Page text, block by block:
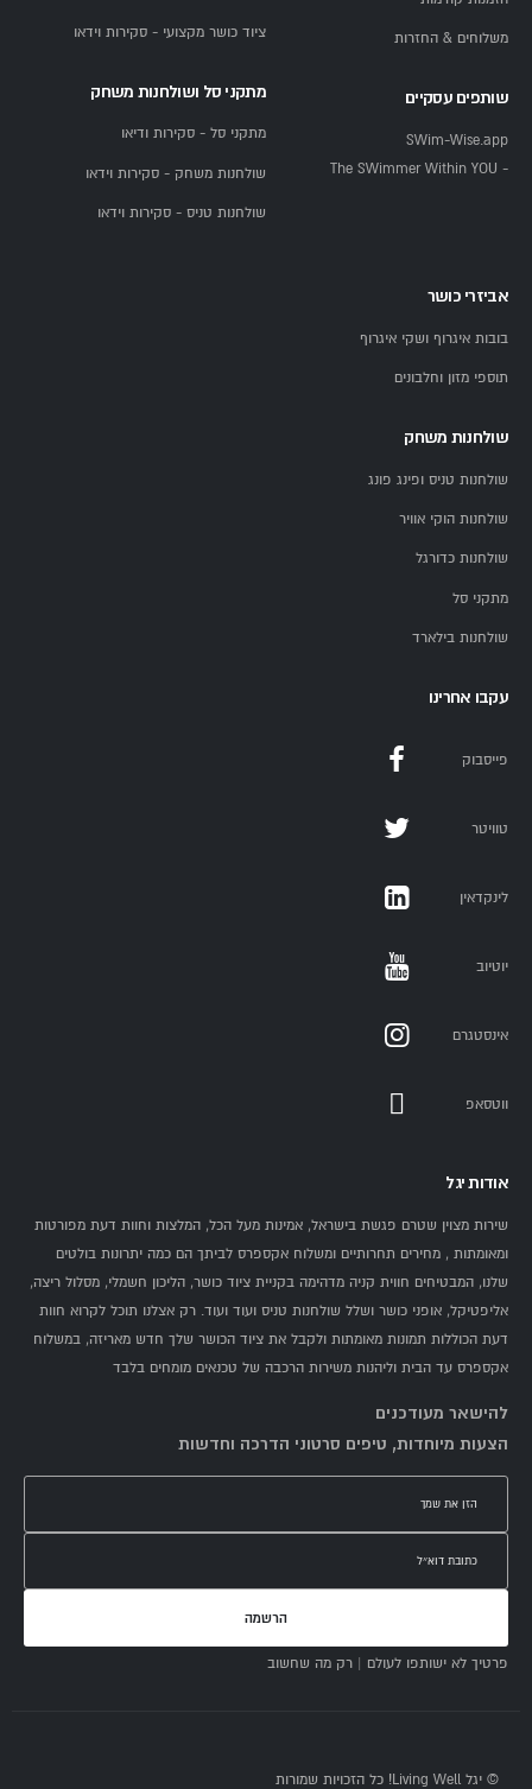
משלוחים & החזרות
שותפים עסקיים
SWim-Wise.app
- The SWimmer Within YOU
ציוד כושר מקצועי - סקירות וידאו
מתקני סל ושולחנות משחק
מתקני סל - סקירות ודיאו
שולחנות משחק - סקירות וידאו
שולחנות טניס - סקירות וידאו
אביזרי כושר
בובות איגרוף ושקי איגרוף
תוספי מזון וחלבונים
שולחנות משחק
שולחנות טניס ופינג פונג
שולחנות הוקי אוויר
שולחנות כדורגל
מתקני סל
שולחנות בילארד
עקבו אחרינו
פייסבוק
טוויטר
לינקדאין
יוטיוב
אינסטגרם
ווטסאפ
אודות יגל
שירות מצוין שטרם פגשת בישראל, אמינות מעל הכל, המלצות וחוות דעת מפורטות
ומאומתות , מחירים תחרותיים ומשלוח אקספרס לביתך הם כמה יתרונות בולטים
שלנו, המבטיחים חווית קניה מדהימה בקניית ציוד כושר, הליכון חשמלי, מסלול ריצה,
אליפטיקל, אופני כושר ושלל שולחנות טניס ועוד ועוד. רק אצלנו תוכל לקרוא חוות
דעת הכוללות תמונות מאומתות ולקבל את ציוד הכושר שלך חדש מאריזה, במשלוח
אקספרס עד הבית וליהנות משירות הרכבה של טכנאים מומחים בלבד
להישאר מעודכנים
הצעות מיוחדות, טיפים סרטוני הדרכה וחדשות
הרשמה
פרטיך לא ישותפו לעולם | רק מה שחשוב
© יגל Living Well! כל הזכויות שמורות